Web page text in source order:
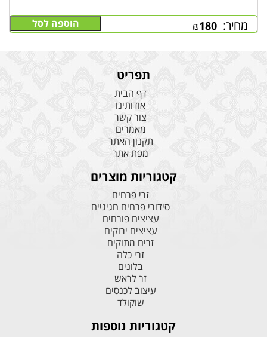
מחיר: ₪180 הוספה לסל
תפריט
דף הבית
אודותינו
צור קשר
מאמרים
תקנון האתר
מפת אתר
קטגוריות מוצרים
זרי פרחים
סידורי פרחים חגיגיים
עציצים פורחים
עציצים ירוקים
זרים מתוקים
זרי כלה
בלונים
זר לראש
עיצוב לכנסים
שוקולד
קטגוריות נוספות